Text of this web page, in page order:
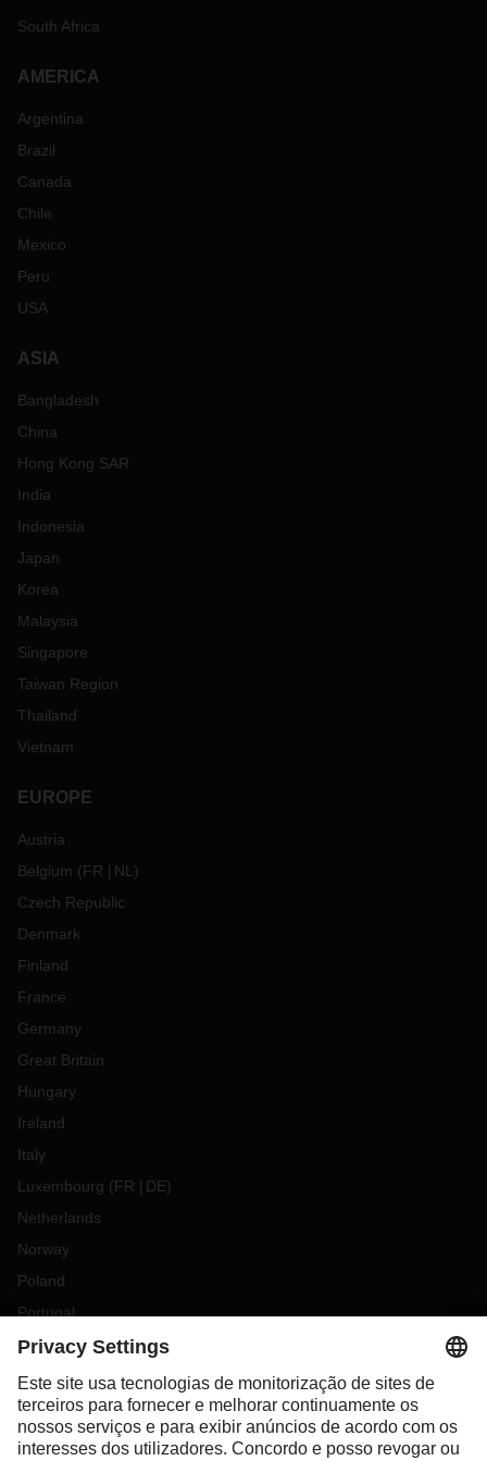
Contacte-nos e descubra as nossas soluções de transporte
South Africa
AMERICA
Argentina
Brazil
Canada
Chile
Mexico
Peru
USA
ASIA
Bangladesh
China
Hong Kong SAR
India
Indonesia
Japan
Korea
Malaysia
Singapore
Taiwan Region
Thailand
Vietnam
EUROPE
Austria
Belgium (FR NL )
Czech Republic
Denmark
Finland
France
Germany
Great Britain
Hungary
Ireland
Italy
Luxembourg (FR DE)
Netherlands
Norway
Poland
Portugal
Romania
Slovakia
Spain
Sweden